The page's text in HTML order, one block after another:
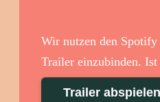
Wir nutzen den Spotify
Trailer einzubinden.
Trailer abspielen